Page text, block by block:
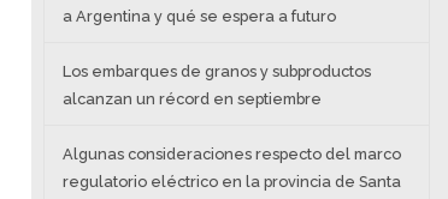
a Argentina y qué se espera a futuro
Los embarques de granos y subproductos
alcanzan un récord en septiembre
Algunas consideraciones respecto del marco
regulatorio eléctrico en la provincia de Santa